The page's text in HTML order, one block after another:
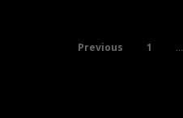
Previous 1 …